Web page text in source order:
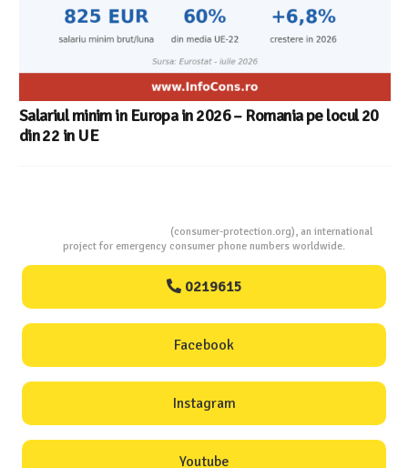
(consumer-protection.org), an international
project for emergency consumer phone numbers worldwide.
0219615
Facebook
Instagram
Youtube